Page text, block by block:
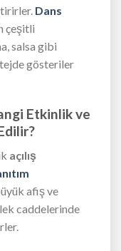
Dans
çeşitli
salsa gibi
gösteriler
Etkinlik ve
açılış
afiş ve
caddelerinde